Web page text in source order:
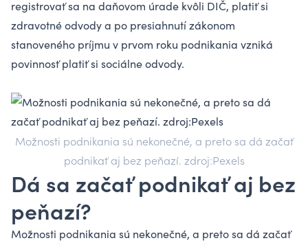
registrovať sa na daňovom úrade kvôli DIČ, platiť si
zdravotné odvody a po presiahnutí zákonom
stanoveného príjmu v prvom roku podnikania vzniká
povinnosť platiť si sociálne odvody.
Možnosti podnikania sú nekonečné, a preto sa dá začať
podnikať aj bez peňazí. zdroj:Pexels
Dá sa začať podnikať aj bez
peňazí?
Možnosti podnikania sú nekonečné, a preto sa dá začať